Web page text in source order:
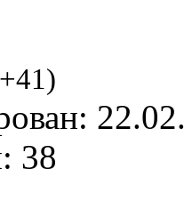
+41)
38